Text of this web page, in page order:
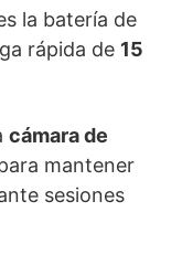
la batería de
rápida de 15
cámara de
mantener
sesiones